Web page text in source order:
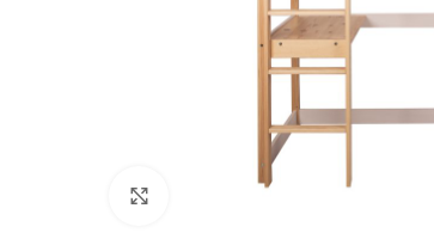
Nospiediet, lai palielinātu